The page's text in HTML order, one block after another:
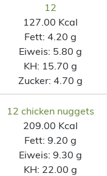
12
127.00 Kcal
Fett: 4.20 g
Eiweis: 5.80 g
KH: 15.70 g
Zucker: 4.70 g
12 chicken nuggets
209.00 Kcal
Fett: 9.20 g
Eiweis: 9.30 g
KH: 22.00 g